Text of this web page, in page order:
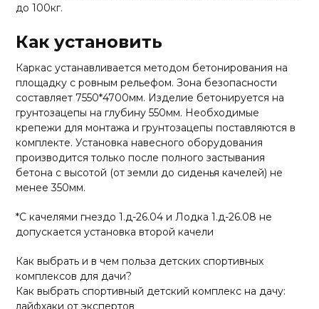
до 100кг.
Как установить
Каркас устанавливается методом бетонирования на
площадку с ровным рельефом. Зона безопасности
составляет 7550*4700мм. Изделие бетонируется на
грунтозацепы на глубину 550мм. Необходимые
крепежи для монтажа и грунтозацепы поставляются в
комплекте. Установка навесного оборудования
производится только после полного застывания
бетона с высотой (от земли до сиденья качелей) не
менее 350мм.
*С качелями гнездо 1.д-26.04 и Лодка 1.д-26.08 не
допускается установка второй качели
Как выбрать и в чем польза детских спортивных
комплексов для дачи?
Как выбрать спортивный детский комплекс на дачу:
лайфхаки от экспертов